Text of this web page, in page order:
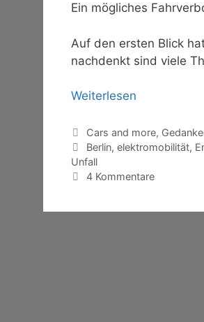
Ein mögliches
Auf den ersten Blick
nachdenkt sind viele
Weiterlesen
Kategorien
Cars and more,
Schlagwörter
Berlin, elektromobilität,
Unfall
4 Kommentare